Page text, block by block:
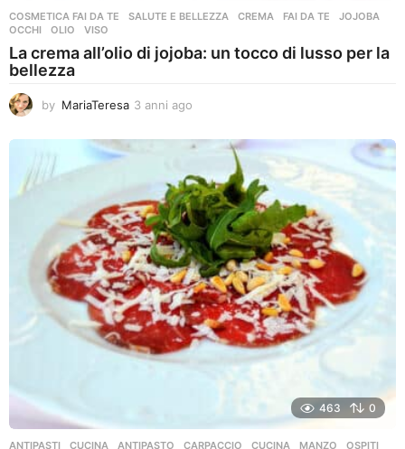
COSMETICA FAI DA TE ,SALUTE E BELLEZZA CREMA ,FAI DA TE ,JOJOBA
OCCHI
,OLIO ,VISO
La crema all’olio di jojoba: un tocco di lusso per la
bellezza
by MariaTeresa 3 anni ago
n
i
a
g
o
463 0
ANTIPASTI ,CUCINA ANTIPASTO ,CARPACCIO ,CUCINA ,MANZO ,OSPITI